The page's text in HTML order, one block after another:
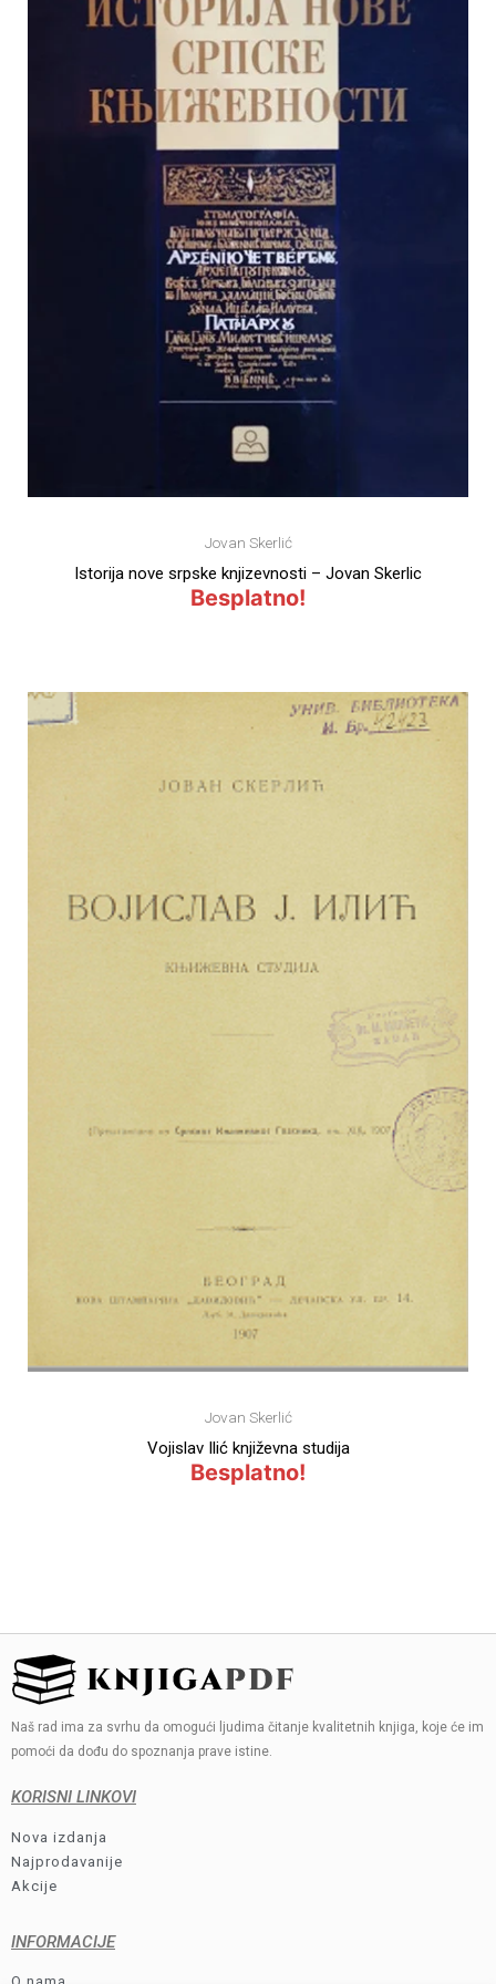
Istorija nove srpske knjizevnosti – Jovan Skerlic
Besplatno!
Jovan Skerlić
Vojislav Ilić književna studija
Besplatno!
Jovan Skerlić
Naš rad ima za svrhu da omogući ljudima čitanje kvalitetnih knjiga, koje će im
pomoći da dođu do spoznanja prave istine.
KORISNI LINKOVI
Nova izdanja
Najprodavanije
Akcije
INFORMACIJE